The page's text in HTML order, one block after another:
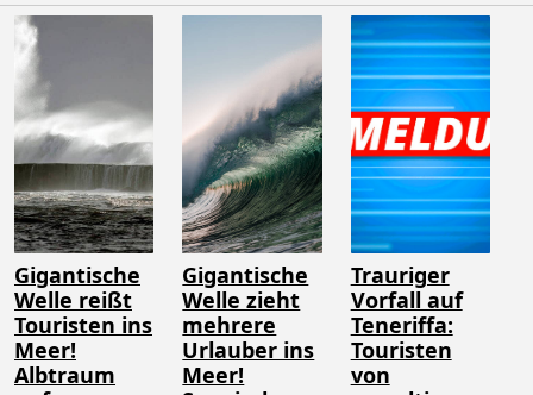
Gigantische
Welle reißt
Touristen ins
Meer!
Albtraum
Gigantische
Welle zieht
mehrere
Urlauber ins
Meer!
Trauriger
Vorfall auf
Teneriffa:
Touristen
von